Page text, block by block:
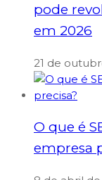
pode
em 2026
21 de
O que é
empresa